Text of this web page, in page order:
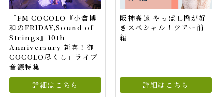
「FM COCOLO『小倉博
和のFRIDAY,Sound of
Strings』10th
Anniversary 新春！御
COCOLO尽くし」ライブ
音源特集
詳細はこちら
阪神高速 やっぱし橋が好
きスペシャル！ツアー前
編
詳細はこちら